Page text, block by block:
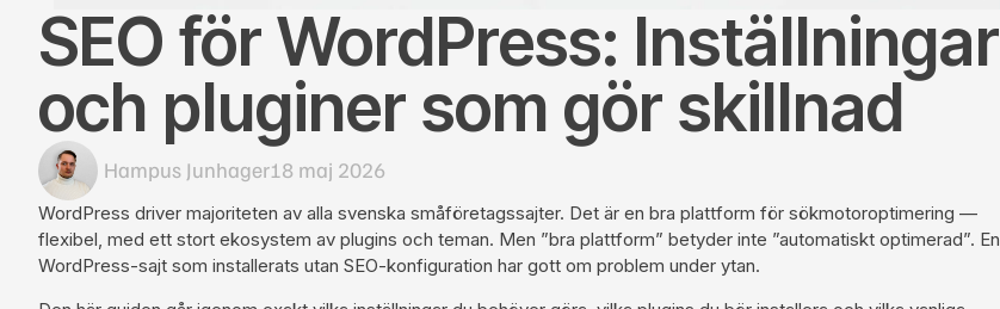
SEO för WordPress: Inställningar
och pluginer som gör skillnad
Hampus Junhager18 maj 2026
WordPress driver majoriteten av alla svenska småföretagssajter. Det är en bra plattform för sökmotoroptimering —
flexibel, med ett stort ekosystem av plugins och teman. Men ”bra plattform” betyder inte ”automatiskt optimerad”. En
WordPress-sajt som installerats utan SEO-konfiguration har gott om problem under ytan.